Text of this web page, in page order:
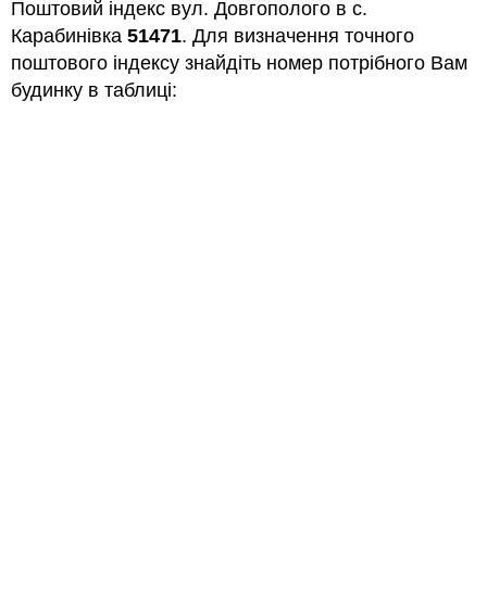
Поштовий індекс вул. Довгополого в с.
Карабинівка 51471. Для визначення точного
поштового індексу знайдіть номер потрібного Вам
будинку в таблиці: